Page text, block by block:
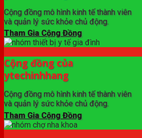
Cộng đồng mô hình kinh tế thành viên
và quản lý sức khỏe chủ động.
Tham Gia Cộng Đồng
Cộng đồng của
ytechinhhang
Cộng đồng mô hình kinh tế thành viên
và quản lý sức khỏe chủ động.
Tham Gia Cộng Đồng